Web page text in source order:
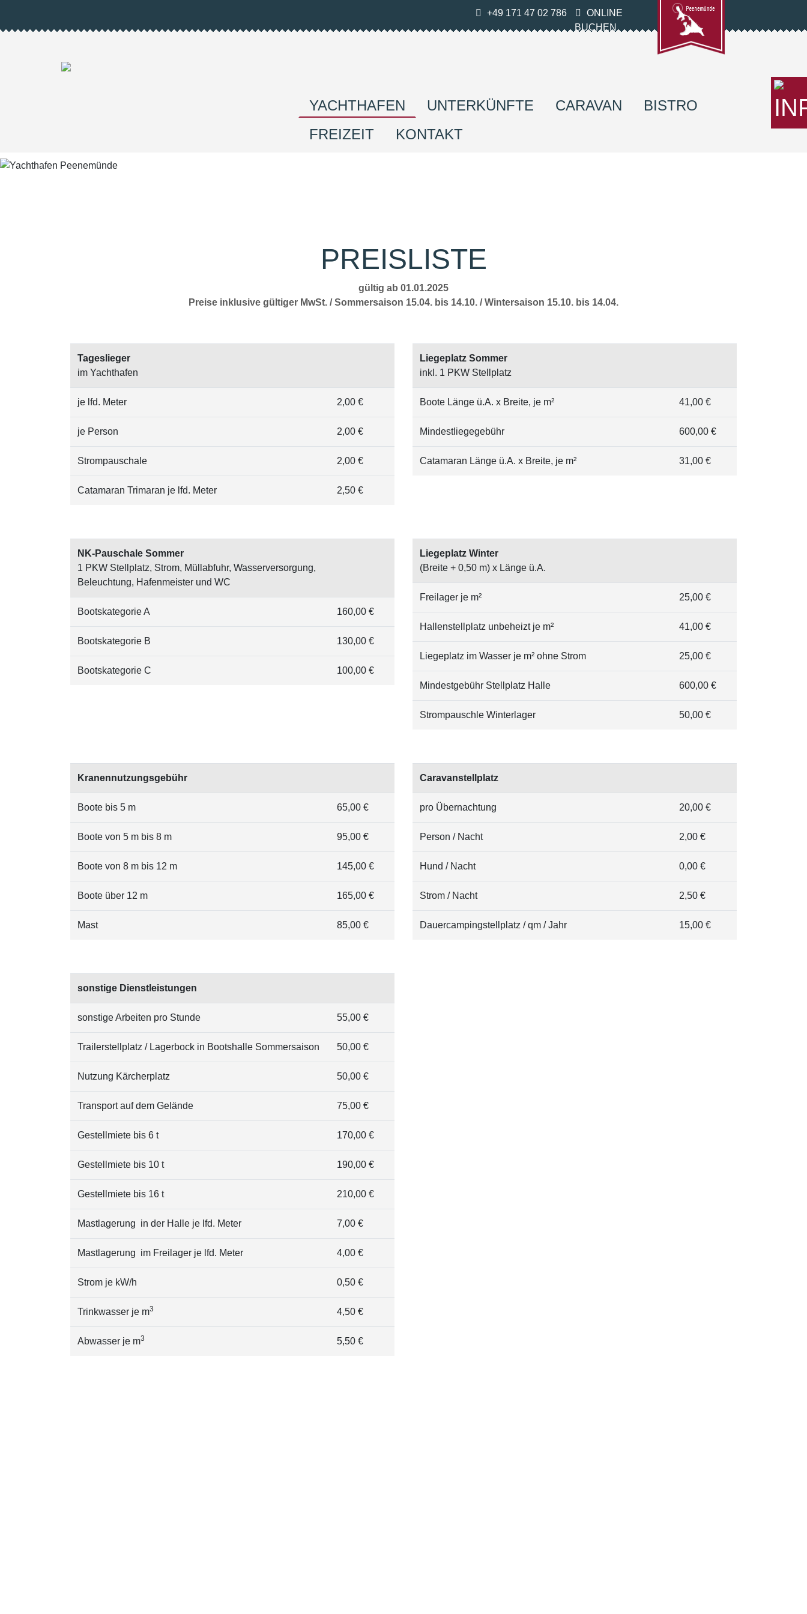
+49 171 47 02 786
ONLINE
BUCHEN
YACHTHAFEN UNTERKÜNFTE CARAVAN
BISTRO
FREIZEIT
KONTAKT
Previous
PREISLISTE
gültig ab 01.01.2025
Preise inklusive gültiger MwSt. / Sommersaison 15.04. bis 14.10. / Wintersaison 15.10. bis 14.04.
Tageslieger
im Yachthafen
je lfd. Meter 2,00 €
je Person 2,00 €
Strompauschale 2,00 €
Catamaran Trimaran je lfd. Meter 2,50 €
Liegeplatz Sommer
inkl. 1 PKW Stellplatz
Boote Länge ü.A. x Breite, je m² 41,00 €
Mindestliegegebühr 600,00 €
Catamaran Länge ü.A. x Breite, je m² 31,00 €
NK-Pauschale Sommer
1 PKW Stellplatz, Strom, Müllabfuhr, Wasserversorgung,
Beleuchtung, Hafenmeister und WC
Bootskategorie A 160,00 €
Bootskategorie B 130,00 €
Bootskategorie C 100,00 €
Liegeplatz Winter
(Breite + 0,50 m) x Länge ü.A.
Freilager je m² 25,00 €
Hallenstellplatz unbeheizt je m² 41,00 €
Liegeplatz im Wasser je m² ohne Strom 25,00 €
Mindestgebühr Stellplatz Halle 600,00 €
Strompauschle Winterlager 50,00 €
Kranennutzungsgebühr
Boote bis 5 m 65,00 €
Boote von 5 m bis 8 m 95,00 €
Boote von 8 m bis 12 m 145,00 €
Boote über 12 m 165,00 €
Mast 85,00 €
Caravanstellplatz
pro Übernachtung 20,00 €
Person / Nacht 2,00 €
Hund / Nacht 0,00 €
Strom / Nacht 2,50 €
Dauercampingstellplatz / qm / Jahr 15,00 €
sonstige Dienstleistungen
sonstige Arbeiten pro Stunde 55,00 €
Trailerstellplatz / Lagerbock in Bootshalle Sommersaison 50,00 €
Nutzung Kärcherplatz 50,00 €
Transport auf dem Gelände 75,00 €
Gestellmiete bis 6 t 170,00 €
Gestellmiete bis 10 t 190,00 €
Gestellmiete bis 16 t 210,00 €
Mastlagerung in der Halle je lfd. Meter 7,00 €
Mastlagerung im Freilager je lfd. Meter 4,00 €
Strom je kW/h 0,50 €
Trinkwasser je m3 4,50 €
Abwasser je m3 5,50 €